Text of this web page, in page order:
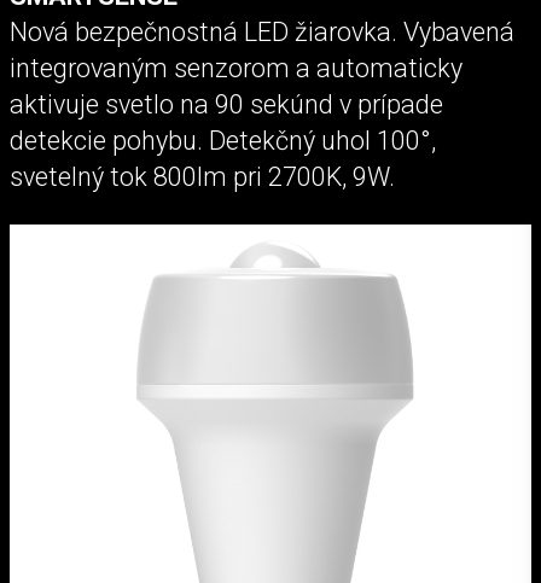
Nová bezpečnostná LED žiarovka. Vybavená
integrovaným senzorom a automaticky
aktivuje svetlo na 90 sekúnd v prípade
detekcie pohybu. Detekčný uhol 100°,
svetelný tok 800lm pri 2700K, 9W.